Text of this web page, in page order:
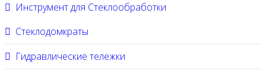
Инструмент для Стеклообработки
Стеклодомкраты
Гидравлические тележки